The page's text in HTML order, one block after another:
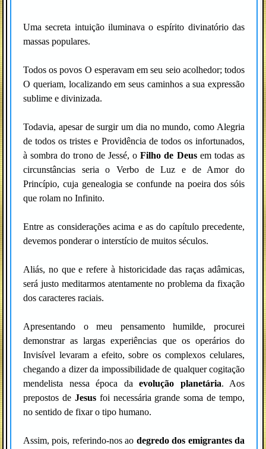
Uma secreta intuição iluminava o espírito divinatório das
massas populares.
Todos os povos O esperavam em seu seio acolhedor; todos
O queriam, localizando em seus caminhos a sua expressão
sublime e divinizada.
Todavia, apesar de surgir um dia no mundo, como Alegria
de todos os tristes e Providência de todos os infortunados,
à sombra do trono de Jessé, oFilho de Deusem todas as
circunstâncias seria o Verbo de Luz e de Amor do
Princípio, cuja genealogia se confunde na poeira dos sóis
que rolam no Infinito.
Entre as considerações acima e as do capítulo precedente,
devemos ponderar o interstício de muitos séculos.
Aliás, no que e refere à historicidade das raças adâmicas,
será justo meditarmos atentamente no problema da fixação
dos caracteres raciais.
Apresentando o meu pensamento humilde, procurei
demonstrar as largas experiências que os operários do
Invisível levaram a efeito, sobre os complexos celulares,
chegando a dizer da impossibilidade de qualquer cogitação
mendelista nessa época da evolução planetária. Aos
prepostos de Jesusfoi necessária grande soma de tempo,
no sentido de fixar o tipo humano.
Assim, pois, referindo-nos ao degredo dos emigrantes da